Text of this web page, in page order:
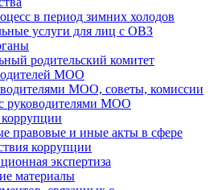
в период зимних холодов
услуги для лиц с ОВЗ
родительский комитет
МОО
МОО, советы, комиссии
руководителями МОО
правовые и иные акты в сфере
коррупции
экспертиза
материалы